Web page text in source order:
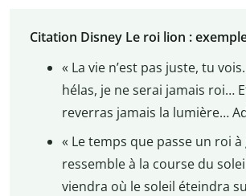
Citation Disney Le roi lion :
« La vie n’est pas juste, tu
hélas, je ne serai jamais roi…
reverras jamais la lumière…
« Le temps que passe un roi
ressemble à la course du
viendra où le soleil éteindra